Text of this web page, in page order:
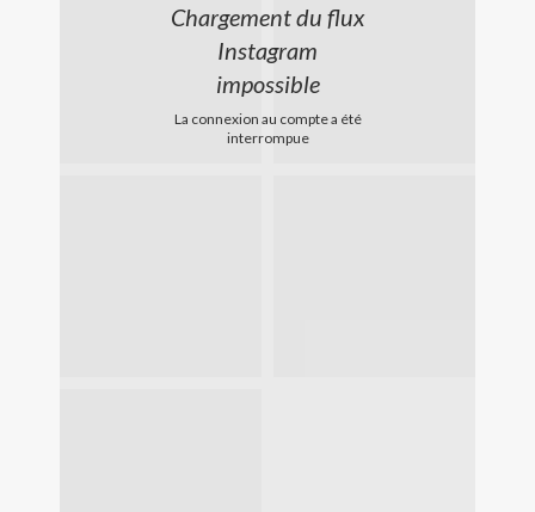
Chargement du flux
Instagram
impossible
La connexion au compte a été
interrompue